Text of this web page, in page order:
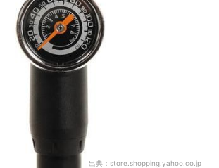
出典： store.shopping.yahoo.co.jp